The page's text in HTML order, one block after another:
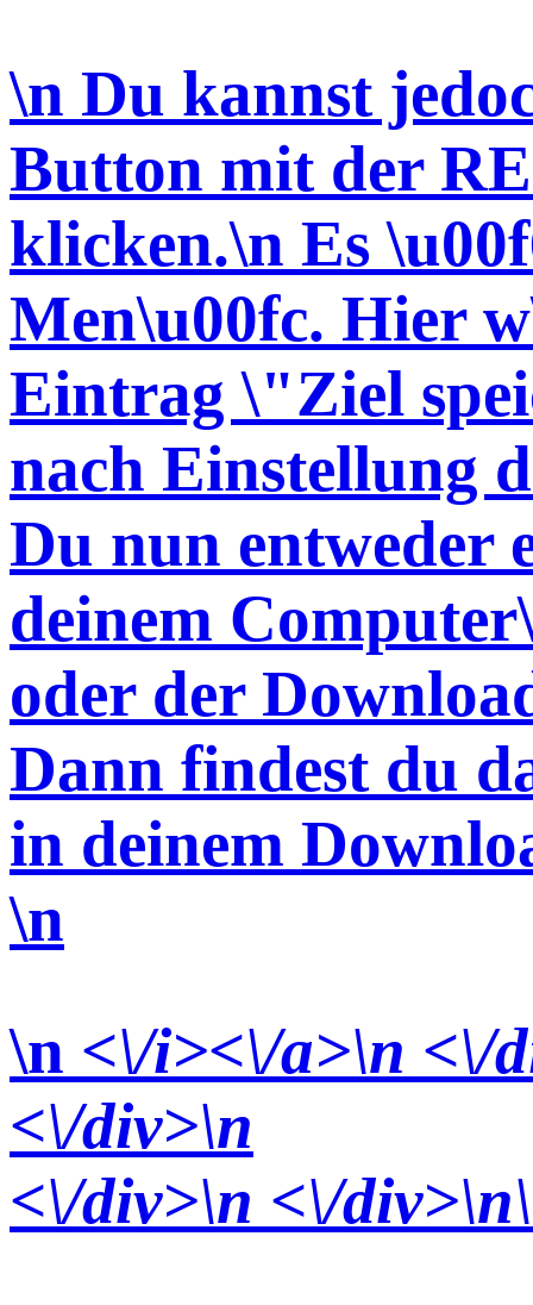
\n Du kannst
Button mit der
klicken.\n Es
Men\u00fc. Hier
Eintrag \"Ziel
nach Einstellung
Du nun entweder
deinem
oder der
Dann findest du
in deinem
\n
\n <\/i><\/a>\n <\/
<\/div>\n
<\/div>\n <\/